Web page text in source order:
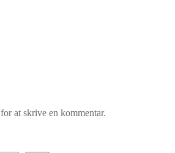
for at skrive en kommentar.